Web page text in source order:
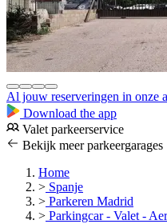
Al jouw reserveringen in onze
Download the app
Valet parkeerservice
Bekijk meer parkeergarages
Home
> Spanje
> Parkeren Madrid
> Parkingcar - Valet -